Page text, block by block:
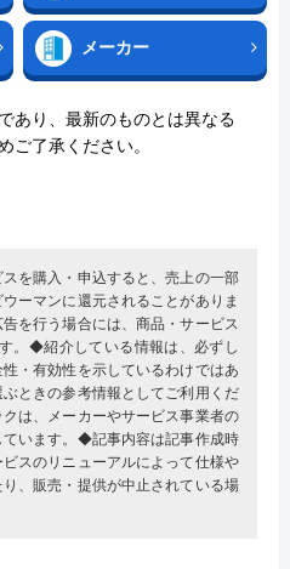
メーカー
あり、最新のものとは異なる
ご了承ください。
を購入・申込すると、売上の一部
ーマンに還元されることがありま
を行う場合には、商品・サービス
。◆紹介している情報は、必ずし
・有効性を示しているわけではあ
ときの参考情報としてご利用くだ
は、メーカーやサービス事業者の
います。◆記事内容は記事作成時
スのリニューアルによって仕様や
、販売・提供が中止されている場